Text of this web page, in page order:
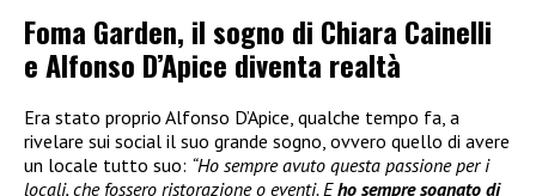
Foma Garden, il sogno di Chiara Cainelli
e Alfonso D’Apice diventa realtà
Era stato proprio Alfonso D’Apice, qualche tempo fa, a
rivelare sui social il suo grande sogno, ovvero quello di avere
un locale tutto suo: “Ho sempre avuto questa passione per i
locali, che fossero ristorazione o eventi. Eho sempre sognato di